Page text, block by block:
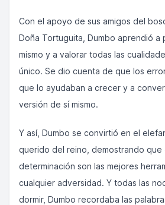
Con el apoyo de sus amigos del
Doña Tortuguita, Dumbo aprendió a
mismo y a valorar todas las
único. Se dio cuenta de que los
que lo ayudaban a crecer y a
versión de sí mismo.
Y así, Dumbo se convirtió en el
querido del reino, demostrando que
determinación son las mejores
cualquier adversidad. Y todas las
dormir, Dumbo recordaba las